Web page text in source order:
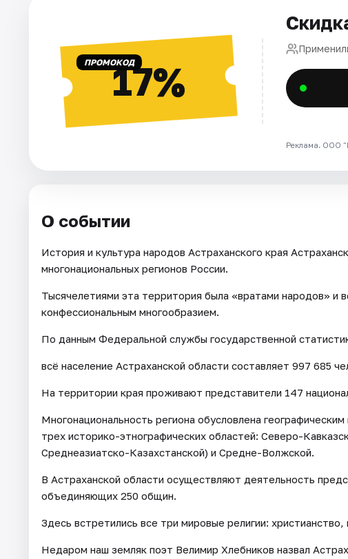
ПРОМОКОД17%
Реклама. ООО
О событии
История и культура народов Астраханского края
многонациональных регионов России.
Тысячелетиями эта территория была «вратами народов» и
конфессиональным многообразием.
По данным Федеральной службы государственной
всё население Астраханской области составляет 997 685
На территории края проживают представители 147
Многонациональность региона обусловлена
трех историко-этнографических областей: Северо-
Среднеазиатско-Казахстанской) и Средне-Волжской.
В Астраханской области осуществляют деятельность
объединяющих 250 общин.
Здесь встретились все три мировые религии:
Недаром наш земляк поэт Велимир Хлебников назвал